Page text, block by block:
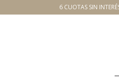
6 CUOTAS SIN